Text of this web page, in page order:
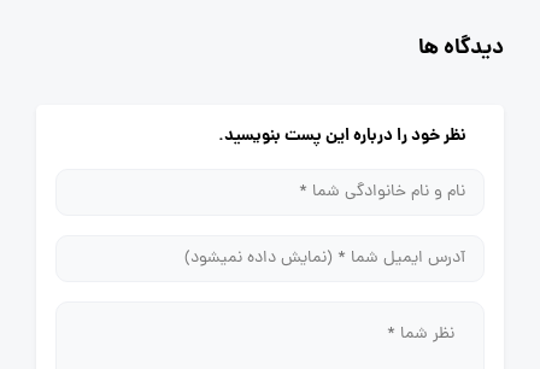
دیدگاه ها
نظر خود را درباره این پست بنویسید.